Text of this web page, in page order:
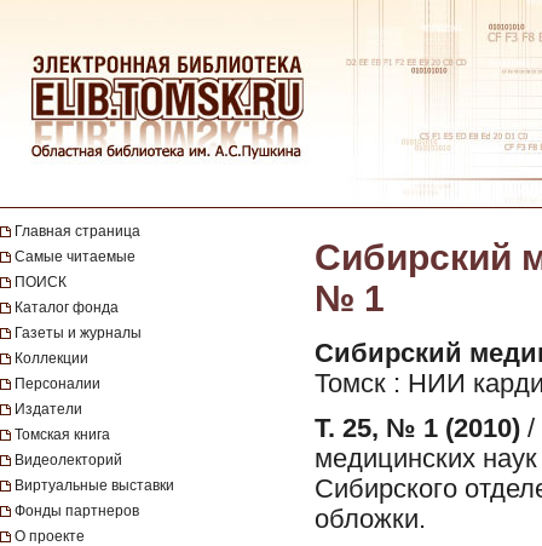
Главная страница
Самые читаемые
ПОИСК
Каталог фонда
Газеты и журналы
Коллекции
Персоналии
Издатели
Томская книга
Видеолекторий
Виртуальные выставки
Фонды партнеров
О проекте
Сибирский
№ 1
Сибирский
Томск : НИИ
Т. 25, № 1 (2010) /
медицинских
Сибирского
обложки.